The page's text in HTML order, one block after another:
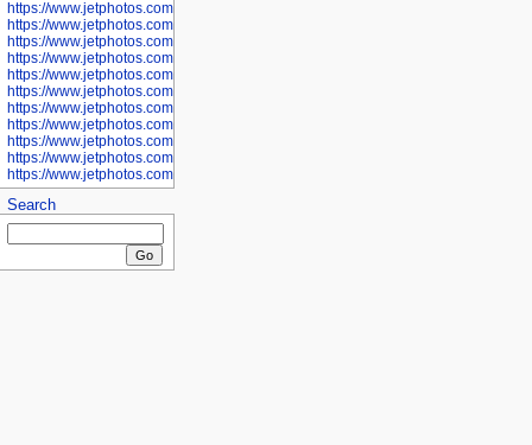
https://www.jetphotos.com/photographer/601288
https://www.jetphotos.com/photographer/601291
https://www.jetphotos.com/photographer/601293
https://www.jetphotos.com/photographer/602776
https://www.jetphotos.com/photographer/602777
https://www.jetphotos.com/photographer/602955
https://www.jetphotos.com/photographer/602956
https://www.jetphotos.com/photographer/602957
https://www.jetphotos.com/photographer/602959
https://www.jetphotos.com/photographer/602960
https://www.jetphotos.com/photographer/602961
Search